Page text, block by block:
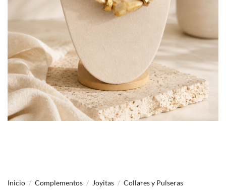
Inicio / Complementos / Joyitas / Collares y Pulseras